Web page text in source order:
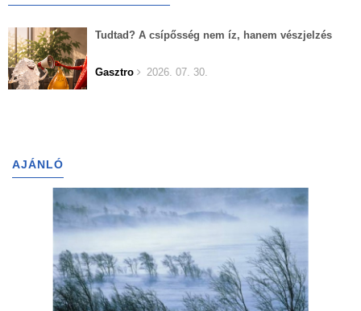
Tudtad? A csípősség nem íz, hanem vészjelzés
Gasztro 2026. 07. 30.
AJÁNLÓ